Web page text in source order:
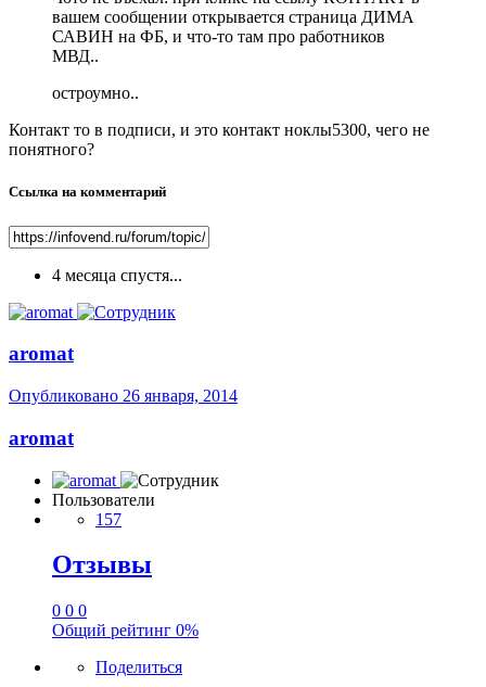
вашем сообщении открывается страница ДИМА
САВИН на ФБ, и что-то там про работников
МВД..
остроумно..
Контакт то в подписи, и это контакт ноклы5300, чего не
понятного?
Ссылка на комментарий
4 месяца спустя...
aromat
Опубликовано 26 января, 2014
aromat
Пользователи
157
Отзывы
0 0 0
Общий рейтинг 0%
Поделиться